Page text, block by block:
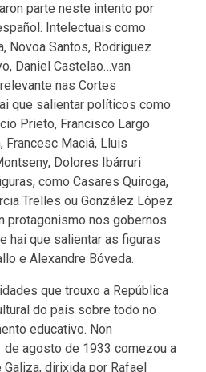
parte neste intento por
Intelectuais como
Novoa Santos, Rodríguez
Daniel Castelao…van
nas Cortes
que salientar políticos como
Prieto, Francisco Largo
Francesc Maciá, Lluis
Dolores Ibárruri
como Casares Quiroga,
Trelles ou González López
protagonismo nos gobernos
hai que salientar as figuras
e Alexandre Bóveda.
que trouxo a República
do país sobre todo no
educativo. Non
agosto de 1933 comezou a
dirixida por Rafael